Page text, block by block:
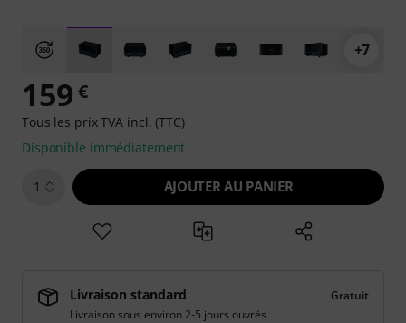
+7
159 €
Tous les prix TVA incl. (TTC)
Disponible immédiatement
1 AJOUTER AU PANIER
Livraison standard
Gratuit
Livraison sous environ 2-5 jours ouvrés